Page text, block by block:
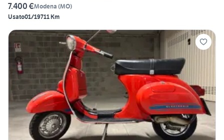
7.400 €Modena (MO)
Usato01/19711 Km